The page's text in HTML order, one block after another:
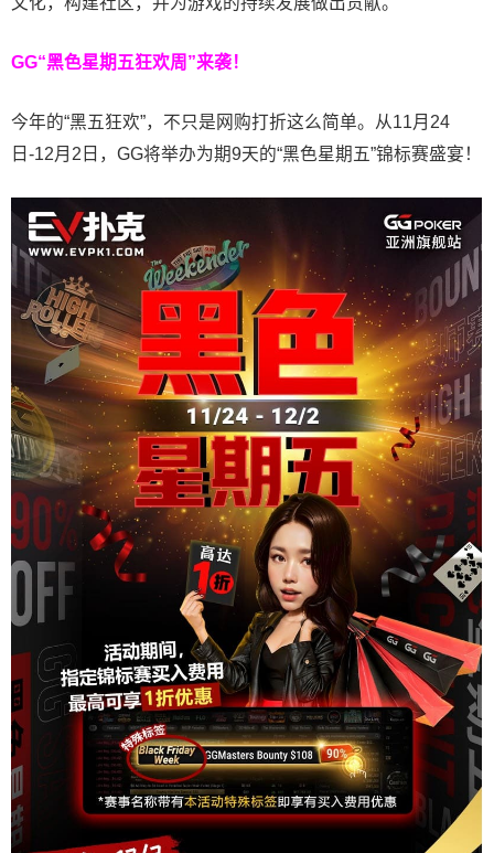
GG“黑色星期五狂欢周”来袭！
今年的“黑五狂欢”，不只是网购打折这么简单。从11月24
日-12月2日，GG将举办为期9天的“黑色星期五”锦标赛盛宴！